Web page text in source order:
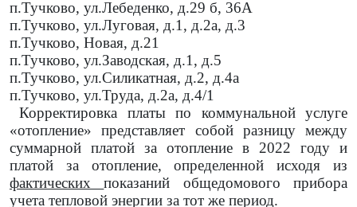
п.Тучково, ул.Лебеденко, д.29 б, 36А
п.Тучково, ул.Луговая, д.1, д.2а, д.3
п.Тучково, Новая, д.21
п.Тучково, ул.Заводская, д.1, д.5
п.Тучково, ул.Силикатная, д.2, д.4а
п.Тучково, ул.Труда, д.2а, д.4/1
Корректировка платы по коммунальной услуге
«отопление» представляет собой разницу между
суммарной платой за отопление в 2022 году и
платой за отопление, определенной исходя из
фактическихпоказаний общедомового прибора
учета тепловой энергии за тот же период.